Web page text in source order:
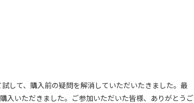
して、購入前の疑問を解消していただいたきました。最
入いただきました。ご参加いただいた皆様、ありがとうご